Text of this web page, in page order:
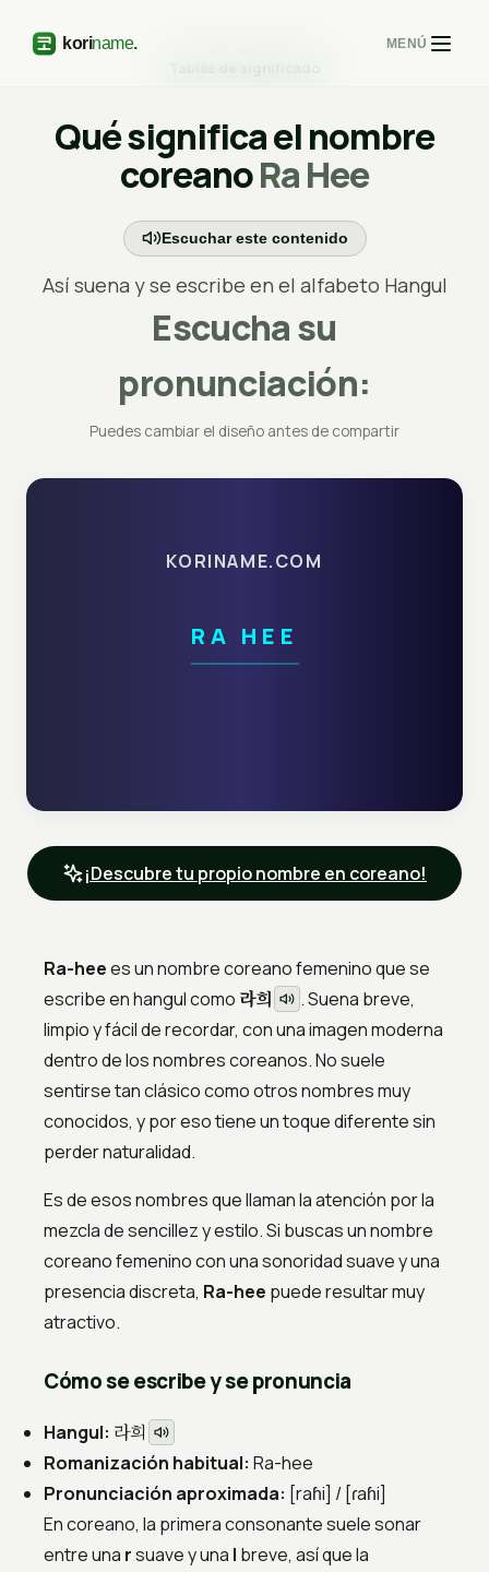
MENÚ
Qué significa el nombre
coreanoRa Hee
Escuchar este contenido
Así suena y se escribe en el alfabeto Hangul
Escucha su
pronunciación:
Puedes cambiar el diseño antes de compartir
KORINAME.COM
RA HEE
¡Descubre tu propio nombre en coreano!
Ra-heees un nombre coreano femenino que se
escribe en hangul como 라희
. Suena breve,
limpio y fácil de recordar, con una imagen moderna
dentro de los nombres coreanos. No suele
sentirse tan clásico como otros nombres muy
conocidos, y por eso tiene un toque diferente sin
perder naturalidad.
Es de esos nombres que llaman la atención por la
mezcla de sencillez y estilo. Si buscas un nombre
coreano femenino con una sonoridad suave y una
presencia discreta, Ra-hee puede resultar muy
atractivo.
Cómo se escribe y se pronuncia
Hangul: 라희
Romanización habitual: Ra-hee
Pronunciación aproximada: [raɦi] / [ɾaɦi]
En coreano, la primera consonante suele sonar
entre una rsuave y una l breve, así que la